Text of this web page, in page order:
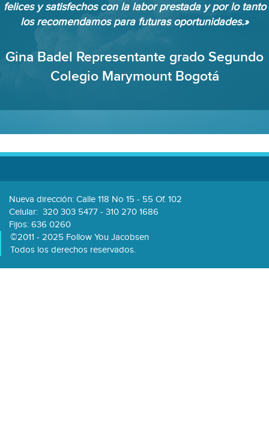
felices y satisfechos con la labor prestada y por lo tanto
los recomendamos para futuras oportunidades.»
Gina Badel Representante grado Segundo
Colegio Marymount Bogotá
Nueva dirección: Calle 118 No 15 - 55 Of. 102
Celular: 320 303 5477 - 310 270 1686
Fijos: 636 0260
©2011 - 2025 Follow You Jacobsen
Todos los derechos reservados.